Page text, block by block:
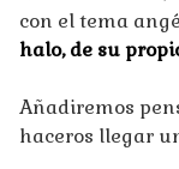
con el tema
halo, de su
Añadiremos
haceros llegar